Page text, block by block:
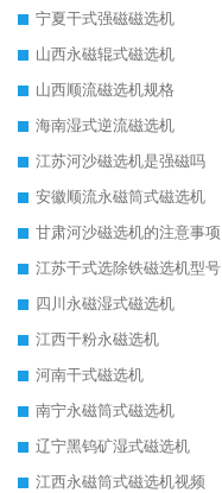
宁夏干式强磁磁选机
山西永磁辊式磁选机
山西顺流磁选机规格
海南湿式逆流磁选机
江苏河沙磁选机是强磁吗
安徽顺流永磁筒式磁选机
甘肃河沙磁选机的注意事项
江苏干式选除铁磁选机型号
四川永磁湿式磁选机
江西干粉永磁选机
河南干式磁选机
南宁永磁筒式磁选机
辽宁黑钨矿湿式磁选机
江西永磁筒式磁选机视频